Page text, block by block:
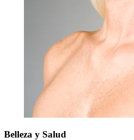
Belleza y Salud